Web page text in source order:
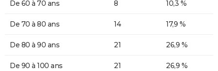
De 60 à 70 ans 8 10,3 %
De 70 à 80 ans 14 17,9 %
De 80 à 90 ans 21 26,9 %
De 90 à 100 ans 21 26,9 %